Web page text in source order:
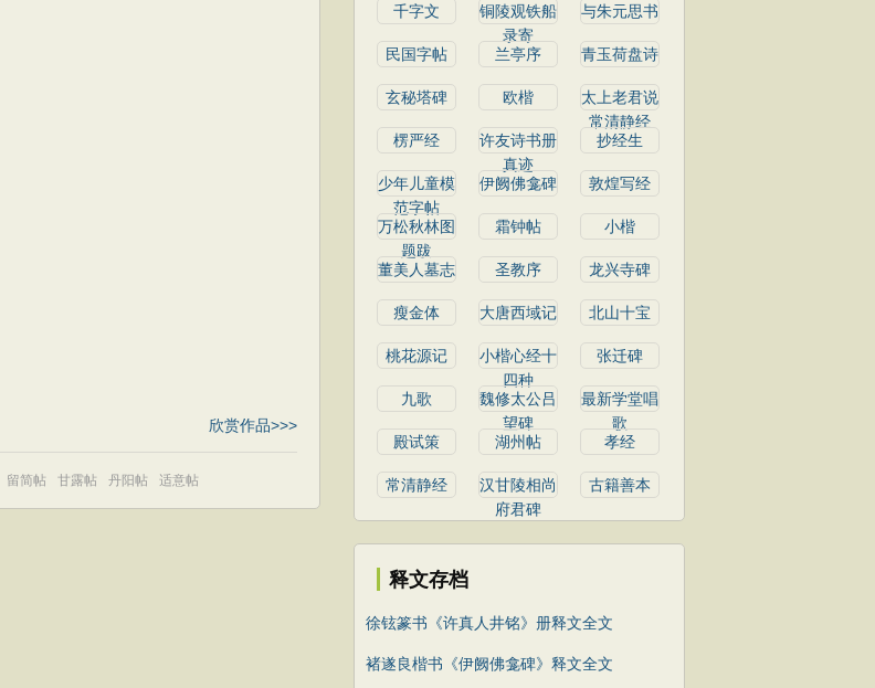
欣赏作品>>>
留简帖 甘露帖 丹阳帖 适意帖
千字文
铜陵观铁船
录寄
与朱元思书
民国字帖 兰亭序 青玉荷盘诗
玄秘塔碑 欧楷
太上老君说
常清静经
楞严经
许友诗书册
真迹
抄经生
少年儿童模
范字帖
伊阙佛龛碑 敦煌写经
万松秋林图
题跋
霜钟帖 小楷
董美人墓志 圣教序 龙兴寺碑
瘦金体 大唐西域记 北山十宝
桃花源记
小楷心经十
四种
张迁碑
九歌
魏修太公吕
望碑
最新学堂唱
歌
殿试策
湖州帖 孝经
常清静经
汉甘陵相尚
府君碑
古籍善本
释文存档
徐铉篆书《许真人井铭》册释文全文
褚遂良楷书《伊阙佛龛碑》释文全文